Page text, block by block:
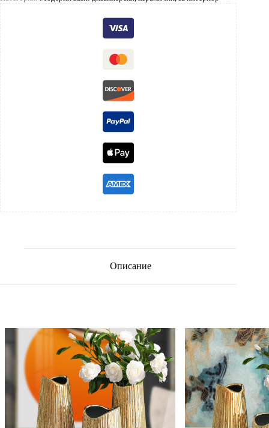
Описание